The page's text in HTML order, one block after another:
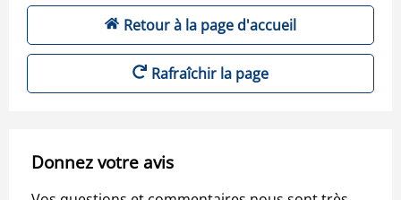
Retour à la page d'accueil
Rafraîchir la page
Donnez votre avis